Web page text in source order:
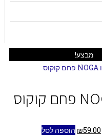
מבצע!
₪59.00
הוספה לסל